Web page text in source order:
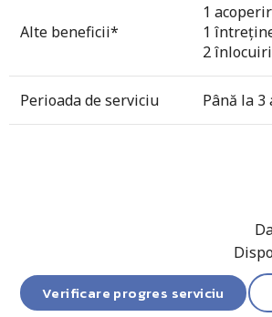
Alte beneficii*
1
1
2
Perioada de serviciu Până la
Verificare progres serviciu